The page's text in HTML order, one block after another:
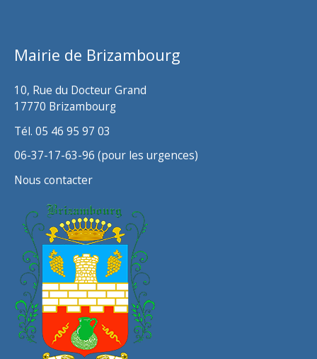
Mairie de Brizambourg
10, Rue du Docteur Grand
17770 Brizambourg
Tél. 05 46 95 97 03
06-37-17-63-96 (pour les urgences)
Nous contacter